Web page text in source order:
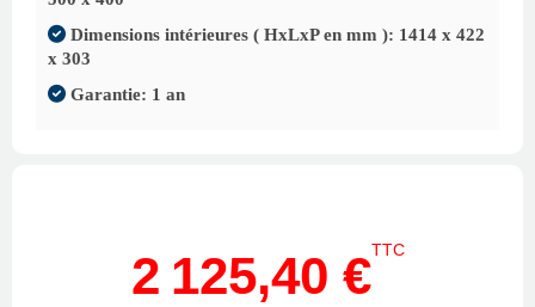
Dimensions intérieures ( HxLxP en mm ): 1414 x 422
x 303
Garantie: 1 an
2 125,40 €TTC